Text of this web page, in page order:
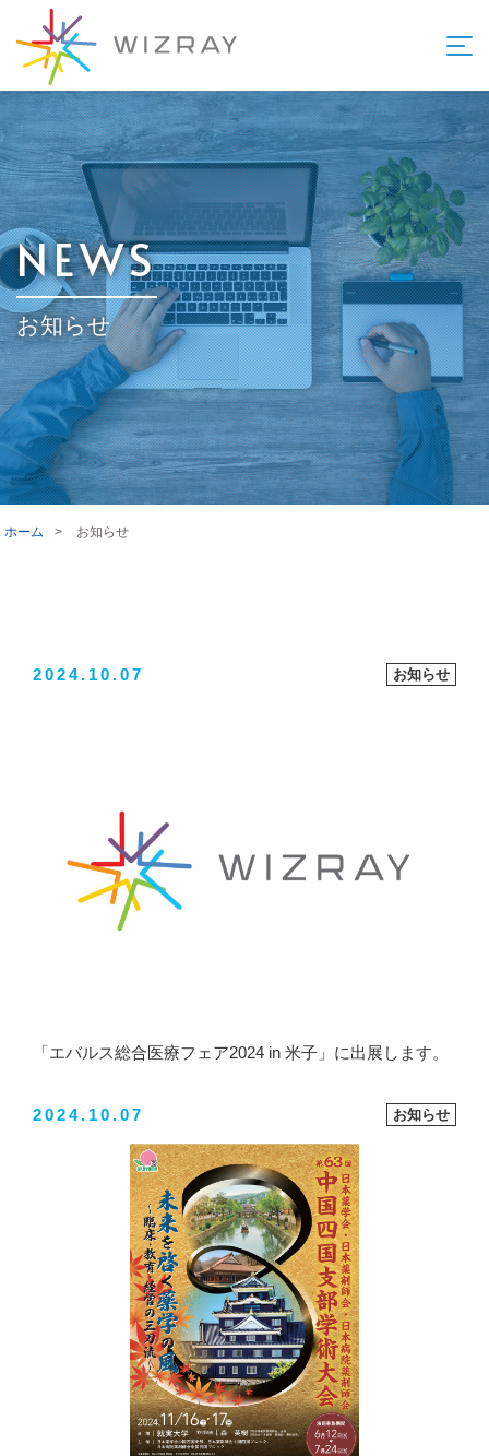
NEWS
お知らせ
ホーム > お知らせ
2024.10.07 お知らせ
「エバルス総合医療フェア2024 in 米子」に出展します。
2024.10.07 お知らせ